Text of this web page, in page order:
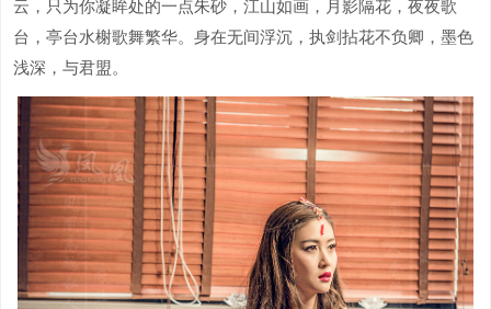
云，只为你凝眸处的一点朱砂，江山如画，月影隔花，夜夜歌
台，亭台水榭歌舞繁华。身在无间浮沉，执剑拈花不负卿，墨色
浅深，与君盟。